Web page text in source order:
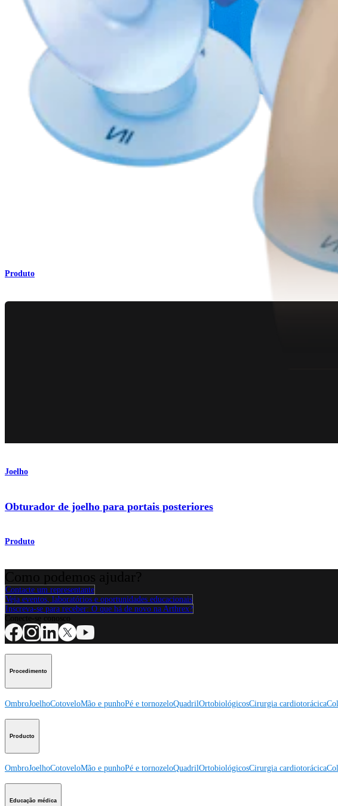
Produto
Produto
Joelho
Obturador de joelho para portais posteriores
Produto
Contacte um representante
Veja eventos, laboratórios e oportunidades educacionais
Inscreva-se para receber: O que há de novo na Arthrex?
Procedimento
OmbroJoelhoCotoveloMão e punhoPé e tornozeloQuadrilOrtobiológicosCirurgia cardiotorácica
Producto
OmbroJoelhoCotoveloMão e punhoPé e tornozeloQuadrilOrtobiológicosCirurgia cardiotorácica
Educação médica